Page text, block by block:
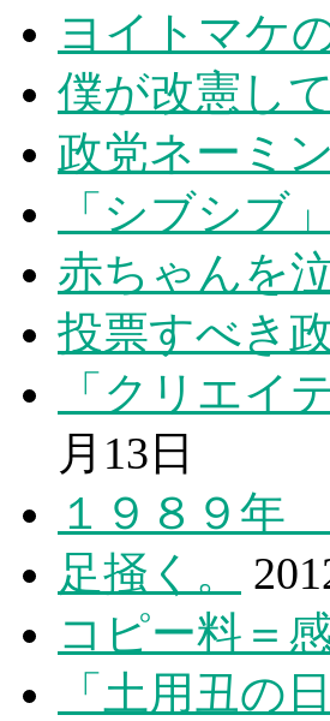
ヨイトマケ
僕が改憲し
政党ネーミ
「シブシブ
赤ちゃんを
投票すべき
「クリエイ
月13日
１９８９年
足掻く。
コピー料＝
「土用丑の